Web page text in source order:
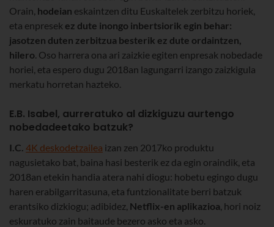
Orain, hodeian eskaintzen ditu Euskaltelek zerbitzu horiek,
eta enpresek ez dute inongo inbertsiorik egin behar:
jasotzen duten zerbitzua besterik ez dute ordaintzen,
hilero. Oso harrera ona ari zaizkie egiten enpresak nobedade
horiei, eta espero dugu 2018an lagungarri izango zaizkigula
merkatu horretan hazteko.
E.B. Isabel, aurreratuko al dizkiguzu aurtengo
nobedadeetako batzuk?
I.C. 4K deskodetzailea izan zen 2017ko produktu
nagusietako bat, baina hasi besterik ez da egin oraindik, eta
2018an etekin handia atera nahi diogu: hobetu egingo dugu
haren erabilgarritasuna, eta funtzionalitate berri batzuk
erantsiko dizkiogu; adibidez, Netflix-en aplikazioa, hori noiz
eskuratuko zain baitaude bezero asko eta asko.